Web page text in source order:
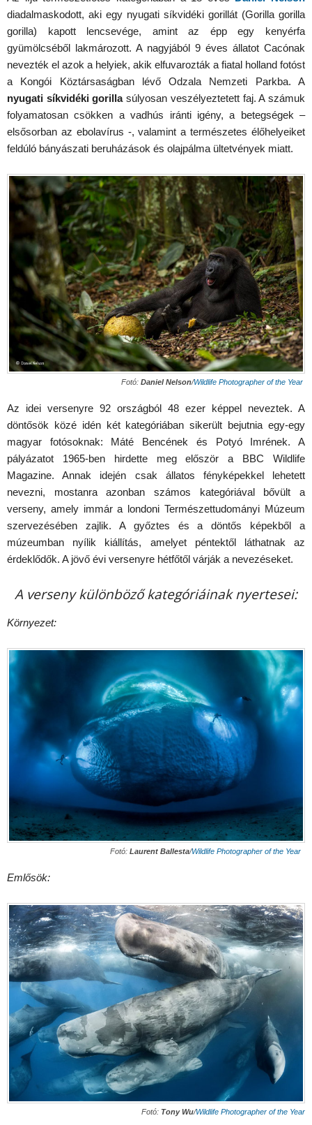
diadalmaskodott, aki egy nyugati síkvidéki gorillát (Gorilla gorilla
gorilla) kapott lencsevége, amint az épp egy kenyérfa
gyümölcséből lakmározott. A nagyjából 9 éves állatot Cacónak
nevezték el azok a helyiek, akik elfuvarozták a fiatal holland fotóst
a Kongói Köztársaságban lévő Odzala Nemzeti Parkba. A
nyugati síkvidéki gorillasúlyosan veszélyeztetett faj. A számuk
folyamatosan csökken a vadhús iránti igény, a betegségek –
elsősorban az ebolavírus -, valamint a természetes élőhelyeiket
feldúló bányászati beruházások és olajpálma ültetvények miatt.
Fotó: Daniel Nelson/Wildlife Photographer of the Year
Az idei versenyre 92 országból 48 ezer képpel neveztek. A
döntősök közé idén két kategóriában sikerült bejutnia egy-egy
magyar fotósoknak: Máté Bencének és Potyó Imrének. A
pályázatot 1965-ben hirdette meg először a BBC Wildlife
Magazine. Annak idején csak állatos fényképekkel lehetett
nevezni, mostanra azonban számos kategóriával bővült a
verseny, amely immár a londoni Természettudományi Múzeum
szervezésében zajlik. A győztes és a döntős képekből a
múzeumban nyílik kiállítás, amelyet péntektől láthatnak az
érdeklődők. A jövő évi versenyre hétfőtől várják a nevezéseket.
A verseny különböző kategóriáinak nyertesei:
Környezet:
Fotó: Laurent Ballesta/Wildlife Photographer of the Year
Emlősök:
Fotó: Tony Wu/Wildlife Photographer of the Year